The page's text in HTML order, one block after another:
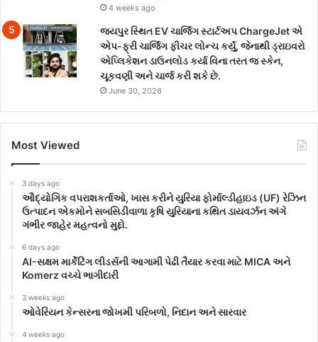
4 weeks ago
જયપુર સ્થિત EV ચાર્જિંગ સ્ટાર્ટઅપ ChargeJet એ
એપ-ફ્રી ચાર્જિંગ ફીચર લોન્ચ કર્યું, જેનાથી ડ્રાઇવરો
એપ્લિકેશન ડાઉનલોડ કર્યા વિના તરત જ સ્કેન,
ચૂકવણી અને ચાર્જ કરી શકે છે.
June 30, 2026
Most Viewed
3 days ago
ઔદ્યોગિક વપરાશકર્તાઓ, ખાસ કરીને યુરિયા ફોર્માલ્ડીહાઇડ (UF) રેઝિન
ઉત્પાદન એકમોને સબસિડીવાળા કૃષિ યુરિયાના કથિત ડાયવર્ઝન અંગે
ગંભીર જાહેર મહત્વનો મુદ્દો.
6 days ago
AI-સક્ષમ માર્કેટિંગ લીડર્સની આગામી પેઢી તૈયાર કરવા માટે MICA અને
Komerz વચ્ચે ભાગીદારી
3 weeks ago
ઓવેરિયન કેન્સરના જોખમી પરિબળો, નિદાન અને સારવાર
4 weeks ago